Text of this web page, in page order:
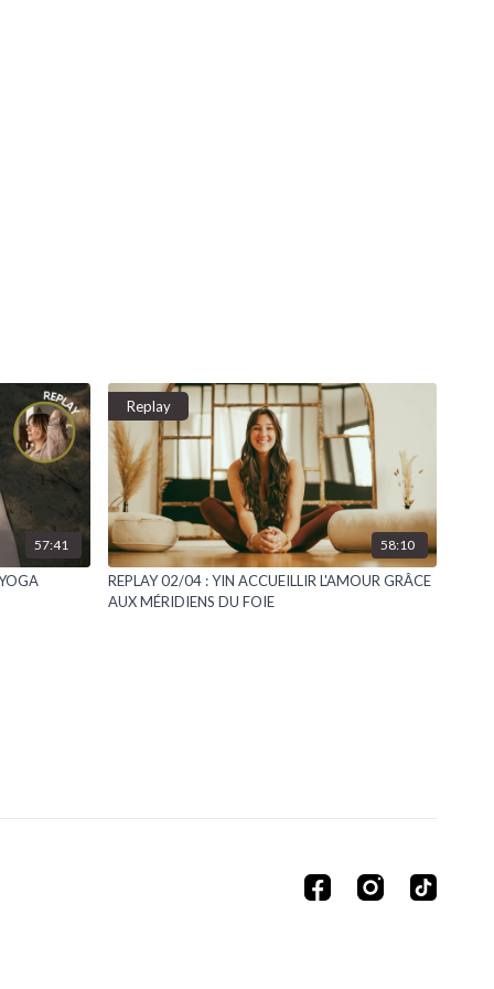
57:41
Replay
58:10
REPLAY 02/04 : YIN ACCUEILLIR L'AMOUR GRÂCE
AUX MÉRIDIENS DU FOIE